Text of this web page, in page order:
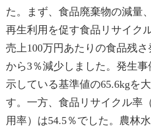
た。まず、食品廃棄物の減量
再生利用を促す食品リサイク
売上100万円あたりの食品残
から3％減少しました。発生
示している基準値の65.6kgを
す。一方、食品リサイクル率
用率）は54.5％でした。農林